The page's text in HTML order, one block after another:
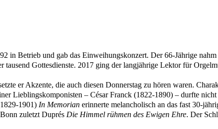
in Betrieb und gab das Einweihungskonzert. Der 66-Jährige
Gottesdienste. 2017 ging der langjährige Lektor für
er Akzente, die auch diesen Donnerstag zu hören waren.
Lieblingskomponisten – César Franck (1822-1890) – durfte nicht
1901) In Memorian erinnerte melancholisch an das fast 30-
zuletzt Duprés Die Himmel rühmen des Ewigen Ehre. Der